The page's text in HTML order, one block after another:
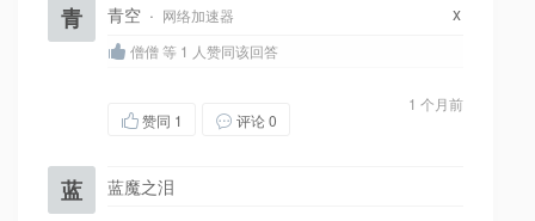
青 青空 · 网络加速器 x
僧僧 等 1 人赞同该回答
1 个月前
赞同 1 评论 0
蓝 蓝魔之泪